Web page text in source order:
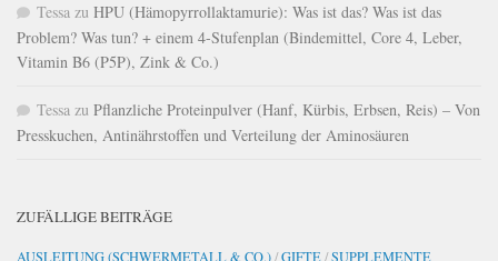
Tessa zu HPU (Hämopyrrollaktamurie): Was ist das? Was ist das
Problem? Was tun? + einem 4-Stufenplan (Bindemittel, Core 4, Leber,
Vitamin B6 (P5P), Zink & Co.)
Tessa zu Pflanzliche Proteinpulver (Hanf, Kürbis, Erbsen, Reis) – Von
Presskuchen, Antinährstoffen und Verteilung der Aminosäuren
ZUFÄLLIGE BEITRÄGE
AUSLEITUNG (SCHWERMETALL & CO.)/GIFTE/SUPPLEMENTE